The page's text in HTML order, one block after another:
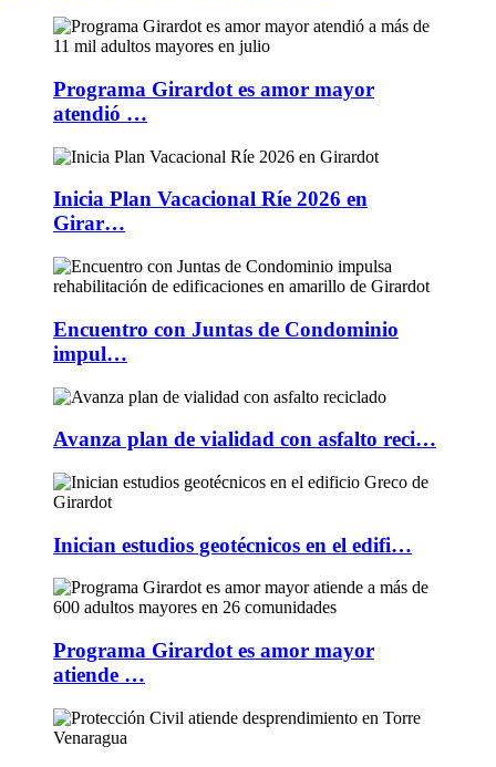
Programa Girardot es amor mayor
atendió …
Inicia Plan Vacacional Ríe 2026 en
Girar…
Encuentro con Juntas de Condominio
impul…
Avanza plan de vialidad con asfalto reci…
Inician estudios geotécnicos en el edifi…
Programa Girardot es amor mayor
atiende …